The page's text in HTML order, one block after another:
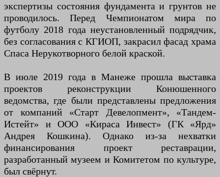
экспертизы состояния фундамента и грунтов не
проводилось. Перед Чемпионатом мира по
футболу 2018 года неустановленный подрядчик,
без согласования с КГИОП, закрасил фасад храма
Спаса Нерукотворного белой краской.
В июле 2019 года в Манеже прошла выставка
проектов реконструкции Конюшенного
ведомства, где были представлены предложения
от компаний «Старт Девелопмент», «Тандем-
Истейт» и ООО «Кираса Инвест» (ГК «Ярд»
Андрея Кошкина). Однако из-за нехватки
финансирования проект реставрации,
разработанный музеем и Комитетом по культуре,
был свёрнут.